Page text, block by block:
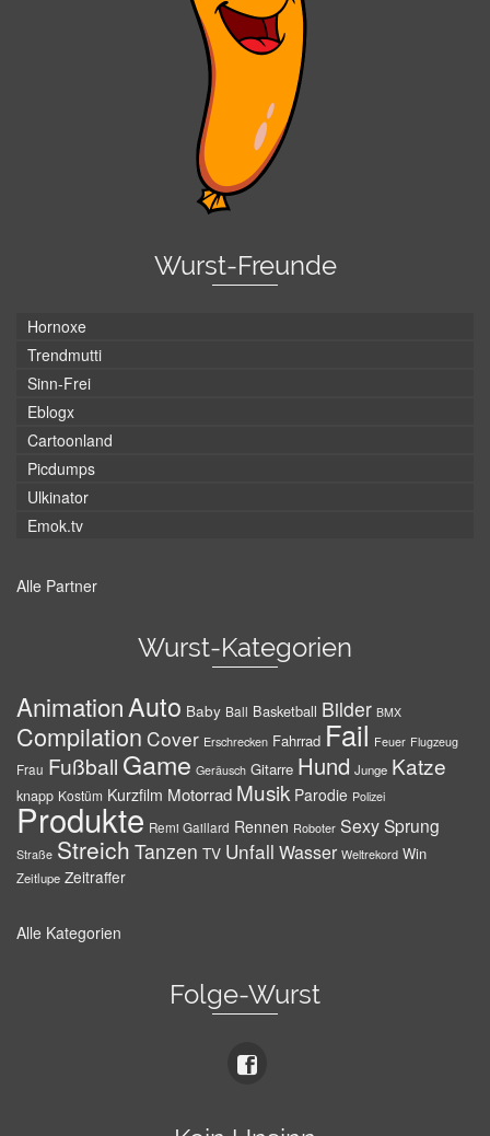
Wurst-Freunde
Hornoxe
Trendmutti
Sinn-Frei
Eblogx
Cartoonland
Picdumps
Ulkinator
Emok.tv
Alle Partner
Wurst-Kategorien
AnimationAuto Baby Ball Basketball Bilder BMX
Compilation Cover Erschrecken Fahrrad Fail Feuer Flugzeug
Frau Fußball Game Geräusch Gitarre Hund Junge Katze
knapp Kostüm Kurzfilm Motorrad Musik Parodie Polizei
Produkte Remi Gaillard Rennen Roboter SexySprung
Straße Streich Tanzen TV Unfall Wasser Weltrekord Win
Zeitlupe Zeitraffer
Alle Kategorien
Folge-Wurst